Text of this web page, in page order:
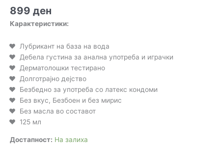
899 ден
Карактеристики:
Лубрикант на база на вода
Дебела густина за анална употреба и играчки
Дерматолошки тестирано
Долготрајно дејство
Безбедно за употреба со латекс кондоми
Без вкус, Безбоен и без мирис
Без масла во составот
125 мл
Достапност: На залиха